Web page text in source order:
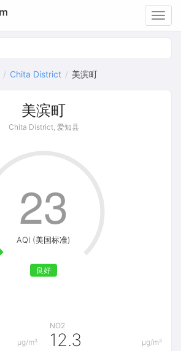
Chita District 美滨町
美滨町
Chita District, 爱知县
AQI (美国标准)
良好
23
μg/m³
NO2
μg/m³
12.3